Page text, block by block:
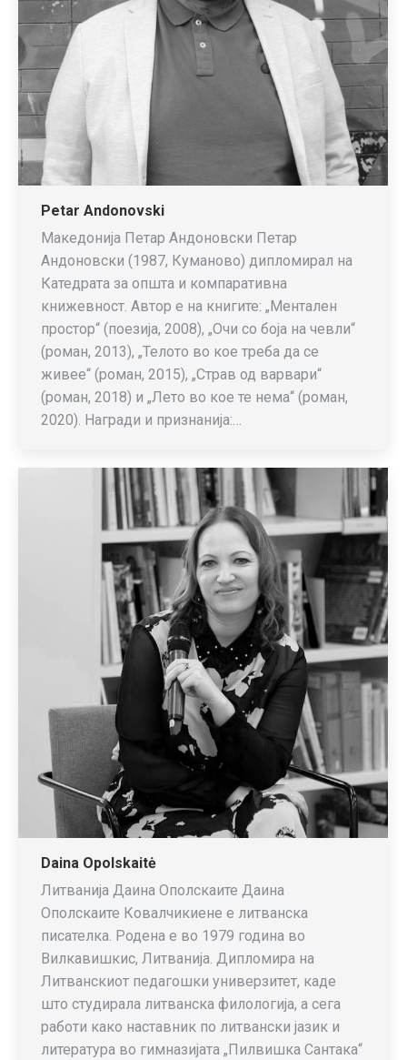
Petar Andonovski
Македонија Петар Андоновски Петар
Андоновски (1987, Куманово) дипломирал на
Катедрата за општа и компаративна
книжевност. Автор е на книгите: „Ментален
простор“ (поезија, 2008), „Очи со боја на чевли“
(роман, 2013), „Телото во кое треба да се
живее“ (роман, 2015), „Страв од варвари“
(роман, 2018) и „Лето во кое те нема“ (роман,
2020). Награди и признанија:…
Daina Opolskaitė
Литванија Даина Ополскаите Даина
Ополскаите Ковалчикиене е литванска
писателка. Родена е во 1979 година во
Вилкавишкис, Литванија. Дипломира на
Литванскиот педагошки универзитет, каде
што студирала литванска филологија, а сега
работи како наставник по литвански јазик и
литература во гимназијата „Пилвишка Сантака“